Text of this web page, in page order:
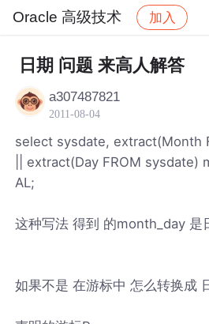
Oracle 高级技术 加入
社区 Oracle 高级技术
日期 问题 来高人解答
a307487821
2011-08-04
select sysdate, extract(Month
|| extract(Day FROM sysdate)
AL;
这种写法 得到 的month_day 是
如果不是 在游标中 怎么转换成